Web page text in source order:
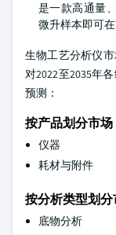
是一款高通量
微升样本即可在
生物工艺分析仪
对2022至2035年
预测：
按产品划分市场
仪器
耗材与附件
按分析类型划分
底物分析